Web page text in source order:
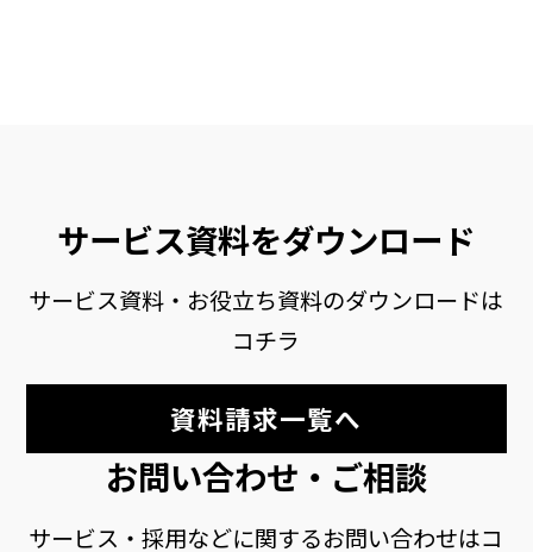
サービス資料をダウンロード
サービス資料・お役立ち資料のダウンロードは
コチラ
資料請求一覧へ
お問い合わせ・ご相談
サービス・採用などに関するお問い合わせはコ